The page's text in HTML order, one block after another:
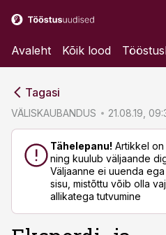
Avaleht Kõik lood
Tagasi
VÄLISKAUBANDUS 21.08.19,
Tähelepanu! Artikkel on
ning kuulub väljaande
Väljaanne ei uuenda
sisu, mistõttu võib olla
allikatega tutvumine